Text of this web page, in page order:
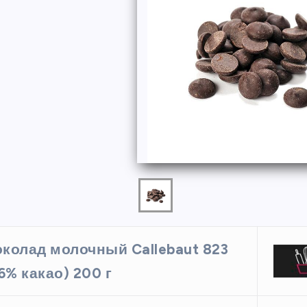
форма
х 6 см
Силиконовая форма для
выпечки 9 ячеек,
молочный Callebaut 823
какао) 200 г